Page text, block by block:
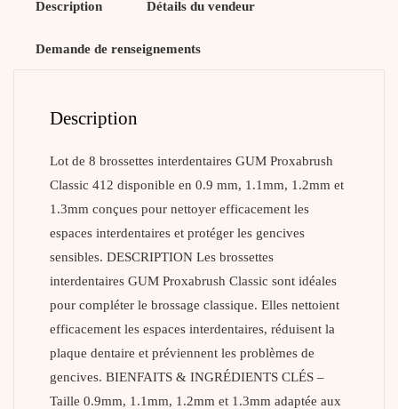
Description Détails du vendeur
Demande de renseignements
Description
Lot de 8 brossettes interdentaires GUM Proxabrush
Classic 412 disponible en 0.9 mm, 1.1mm, 1.2mm et
1.3mm conçues pour nettoyer efficacement les
espaces interdentaires et protéger les gencives
sensibles. DESCRIPTION Les brossettes
interdentaires GUM Proxabrush Classic sont idéales
pour compléter le brossage classique. Elles nettoient
efficacement les espaces interdentaires, réduisent la
plaque dentaire et préviennent les problèmes de
gencives. BIENFAITS & INGRÉDIENTS CLÉS –
Taille 0.9mm, 1.1mm, 1.2mm et 1.3mm adaptée aux